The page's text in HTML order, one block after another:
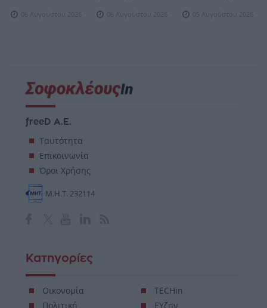
06 Αυγούστου 2026 06 Αυγούστου 2026 05 Αυγούστου 2026
freeD Α.Ε.
Ταυτότητα
Επικοινωνία
Όροι Χρήσης
Μ.Η.Τ. 232114
Κατηγορίες
Οικονομία
Πολιτική
TECHin
ΕΥζην